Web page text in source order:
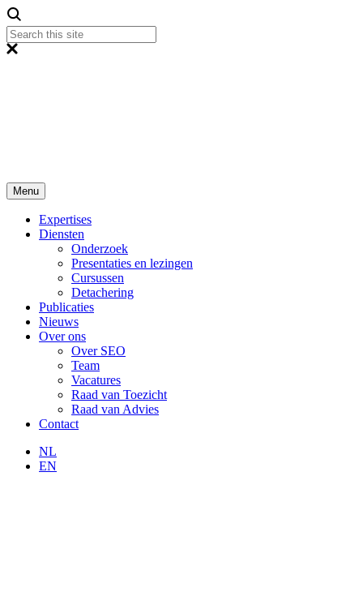
Menu
Expertises
Diensten
Onderzoek
Presentaties en lezingen
Cursussen
Detachering
Publicaties
Nieuws
Over ons
Over SEO
Team
Vacatures
Raad van Toezicht
Raad van Advies
Contact
NL
EN